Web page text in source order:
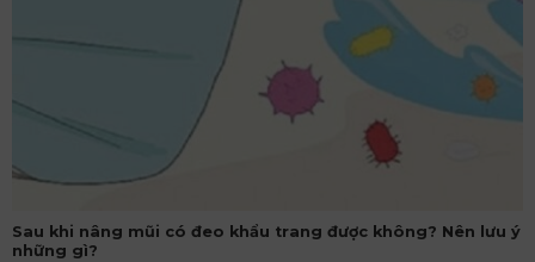
Sau khi nâng mũi có đeo khẩu trang được không? Nên lưu ý
những gì?